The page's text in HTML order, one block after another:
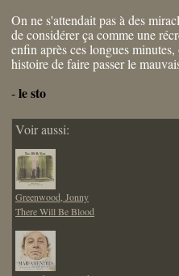
On ne s'attendait pas à des
de considérer ça comme une
enfin après ces longues
histoire de faire passer le
-le sto
Voir aussi:
Greenwood, Jonny
There Will Be Blood